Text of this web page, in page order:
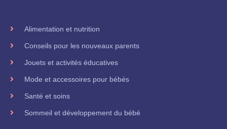
Alimentation et nutrition
Conseils pour les nouveaux parents
Jouets et activités éducatives
Mode et accessoires pour bébés
Santé et soins
Sommeil et développement du bébé